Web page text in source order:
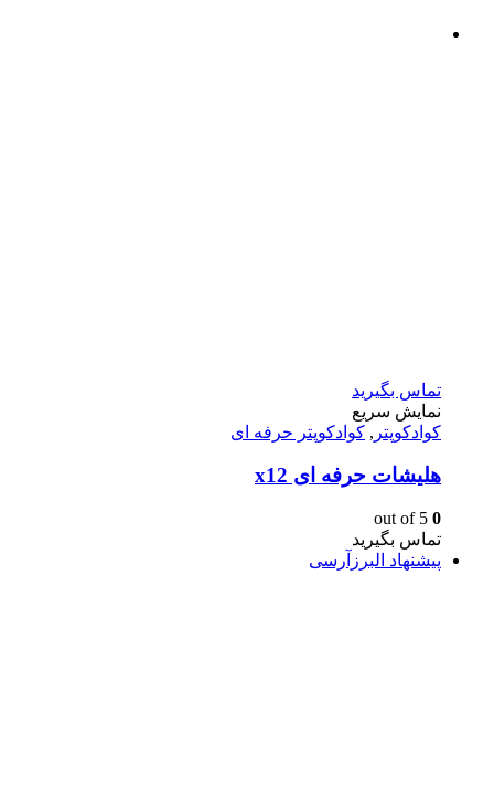
تماس بگیرید
نمایش سریع
کوادکوپتر , کوادکوپتر حرفه ای
هلیشات حرفه ای x12
0
تماس بگیرید
پیشنهاد البرزآرسی